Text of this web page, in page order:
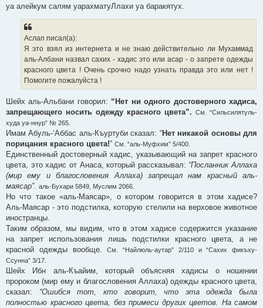
о
уа алейкум салям уарахматуЛлахи уа баракятух.
Аслап писал(а):
Я это взял из интернета и не знаю действительно ли Мухаммад
аль-Албани назвал сахих - хадис это или асар - о запрете одежды
красного цвета ! Очень срочно надо узнать правда это или нет !
Помогите пожалуйста !
Шейх аль-Альбани говорил: “Нет ни одного достоверного хадиса,
запрещающего носить одежду красного цвета”. См. “Сильсилятуль-
худа уа-ннур” № 265.
Имам Абуль-‘Аббас аль-Къуртуби сказал: “Нет никакой основы для
порицания красного цвета!” См. “аль-Муфхим” 5/400.
Единственный достоверный хадис, указывающий на запрет красного
цвета, это хадис от Анаса, который рассказывал: “Посланник Аллаха
(мир ему и благословения Аллаха) запрещал нам красный аль-
маясар”. аль-Бухари 5849, Муслим 2066.
Но что такое «аль-Маясар», о котором говорится в этом хадисе?
Аль-Маясар - это подстилка, которую стелили на верховое животное
иностранцы.
Таким образом, мы видим, что в этом хадисе содержится указание
на запрет использования лишь подстилки красного цвета, а не
красной одежды вообще.См. “Найлюль-аутар” 2/110 и “Сахих фикъху-
Ссунна” 3/17.
Шейх Ибн аль-Къайим, который объясняя хадисы о ношении
пророком (мир ему и благословения Аллаха) одежды красного цвета,
сказал: “Ошибся тот, кто говорит, что эта одежда была
полностью красного цвета, без примеси других цветов. На самом